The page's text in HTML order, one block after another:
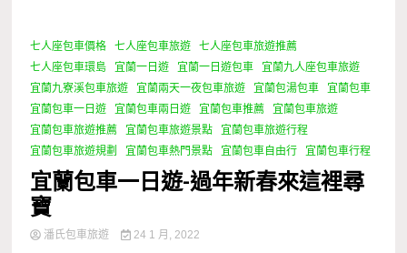
1 Minute
七人座包車價格 七人座包車旅遊
七人座包車旅遊推薦
七人座包車環島
宜蘭一日遊 宜蘭一日遊包車
宜蘭九人座包車旅遊
宜蘭九寮溪包車旅遊
宜蘭兩天一夜包車旅遊 宜蘭包湯包車
宜蘭包車
宜蘭包車一日遊
宜蘭包車兩日遊 宜蘭包車推薦
宜蘭包車旅遊
宜蘭包車旅遊推薦
宜蘭包車旅遊景點
宜蘭包車旅遊行程
宜蘭包車旅遊規劃
宜蘭包車熱門景點 宜蘭包車自由行 宜蘭包車行程
宜蘭包車一日遊-過年新春來這裡尋
寶
潘氏包車旅遊 24 1 月, 2022